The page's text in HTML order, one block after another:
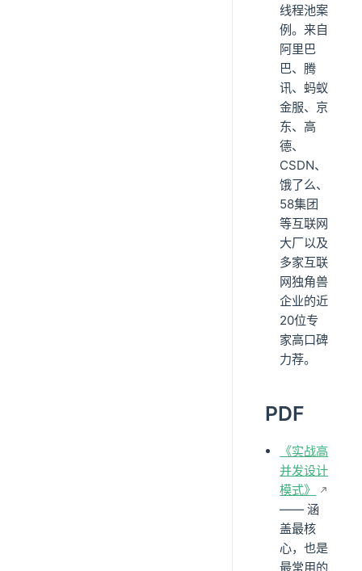
线程池案
例。来自
阿里巴
巴、腾
讯、蚂蚁
金服、京
东、高
德、
CSDN、
饿了么、
58集团
等互联网
大厂以及
多家互联
网独角兽
企业的近
20位专
家高口碑
力荐。
PDF
《实战高
并发设计
模式》
—— 涵
盖最核
心，也是
最常用的